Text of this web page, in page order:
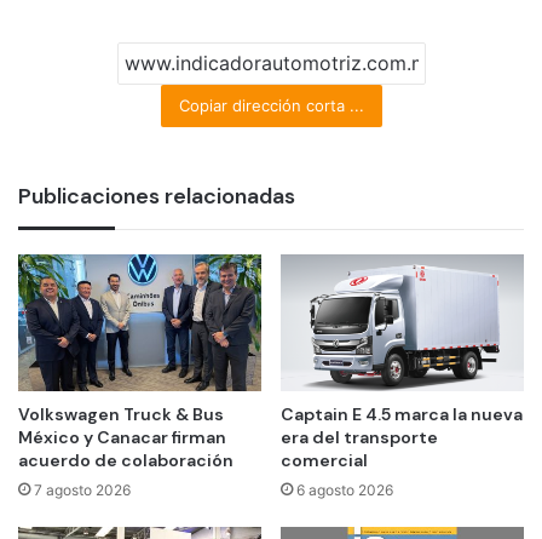
Copiar dirección corta ...
Publicaciones relacionadas
Volkswagen Truck & Bus
México y Canacar firman
acuerdo de colaboración
7 agosto 2026
Captain E 4.5 marca la nueva
era del transporte
comercial
6 agosto 2026